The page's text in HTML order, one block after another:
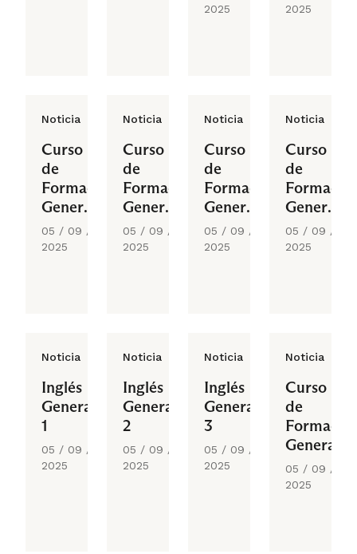
2025
2025
Noticia
Curso
de
Formación
General
5
05 / 09 /
2025
Noticia
Curso
de
Formación
General
6
05 / 09 /
2025
Noticia
Curso
de
Formación
General
1
05 / 09 /
2025
Noticia
Curso
de
General
2
05 / 09 /
2025
Noticia
Inglés
General
1
05 / 09 /
2025
Noticia
Inglés
General
2
05 / 09 /
2025
Noticia
Inglés
General
3
05 / 09 /
2025
Noticia
Curso
de
General
05 / 09 /
2025